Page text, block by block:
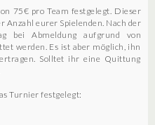
75€ pro Team festgelegt. Dieser
Anzahl eurer Spielenden. Nach der
bei Abmeldung aufgrund von
werden. Es ist aber möglich, ihn
Solltet ihr eine Quittung
Turnier festgelegt: